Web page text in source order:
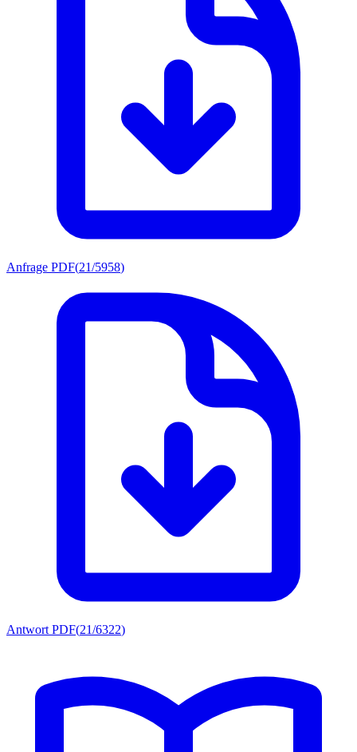
Anfrage PDF(21/5958)
Antwort PDF(21/6322)